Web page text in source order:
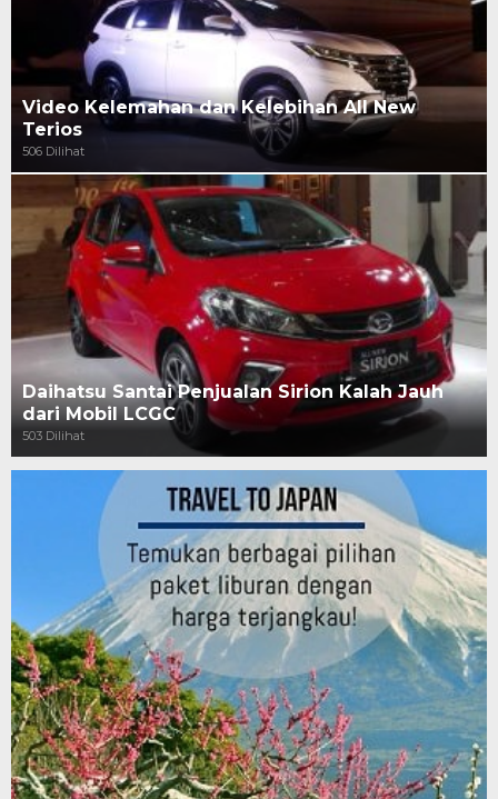
Video Kelemahan dan Kelebihan All New
Terios
506 Dilihat
Daihatsu Santai Penjualan Sirion Kalah Jauh
dari Mobil LCGC
503 Dilihat